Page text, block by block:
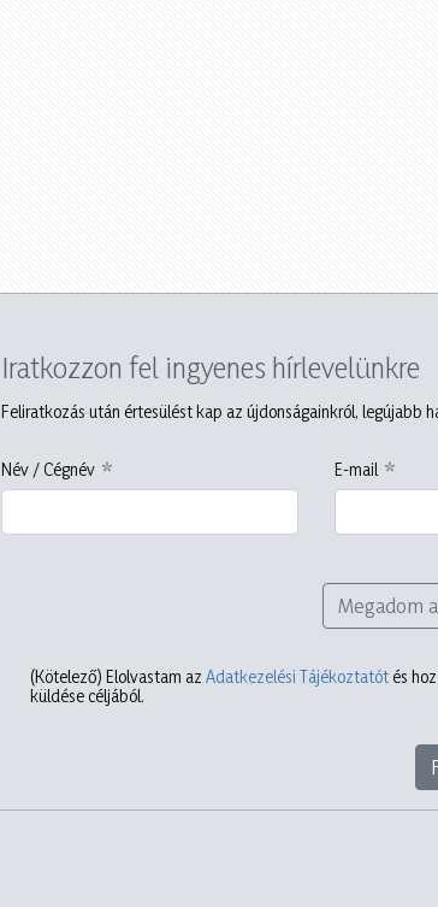
Iratkozzon fel ingyenes hírlevelünkre
Feliratkozás után értesülést kap az újdonságainkról, legújabb
Név / Cégnév E-mail
Megadom
(Kötelező) Elolvastam az Adatkezelési Tájékoztatót és
küldése céljából.